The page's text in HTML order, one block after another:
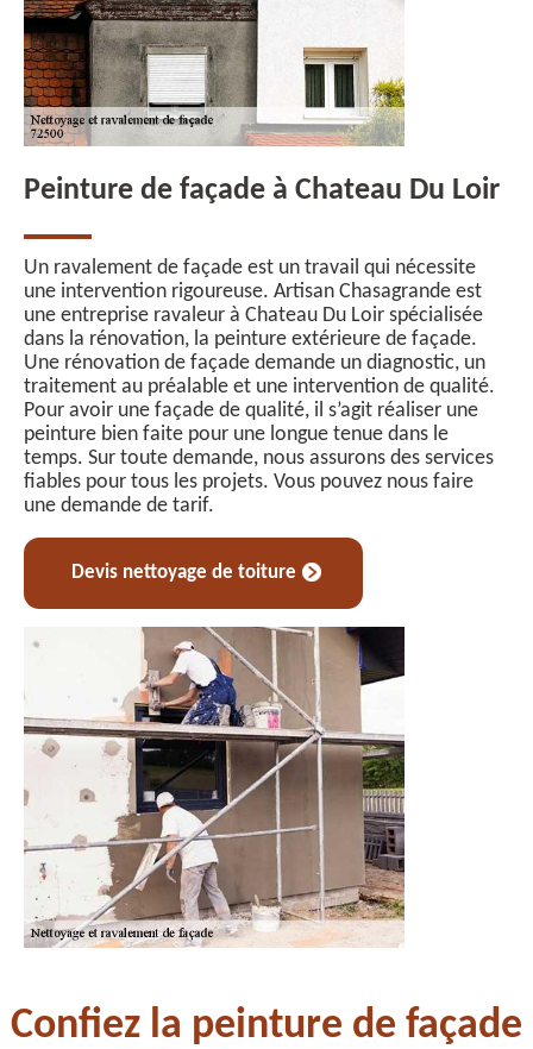
Peinture de façade à Chateau Du Loir
Un ravalement de façade est un travail qui nécessite
une intervention rigoureuse. Artisan Chasagrande est
une entreprise ravaleur à Chateau Du Loir spécialisée
dans la rénovation, la peinture extérieure de façade.
Une rénovation de façade demande un diagnostic, un
traitement au préalable et une intervention de qualité.
Pour avoir une façade de qualité, il s’agit réaliser une
peinture bien faite pour une longue tenue dans le
temps. Sur toute demande, nous assurons des services
fiables pour tous les projets. Vous pouvez nous faire
une demande de tarif.
Devis nettoyage de toiture
Confiez la peinture de façade